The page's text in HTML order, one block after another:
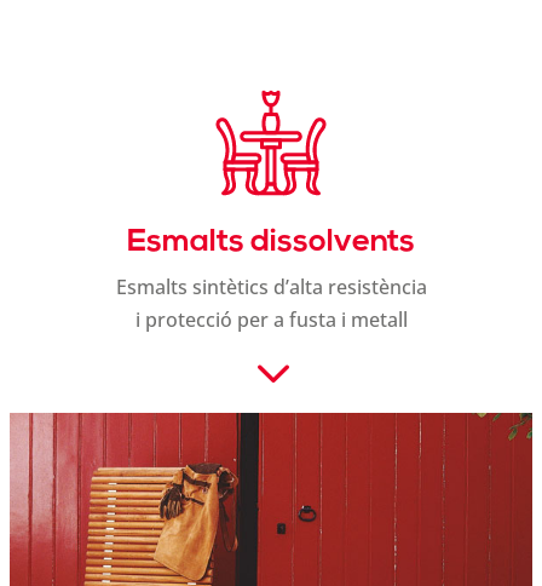
Esmalts dissolvents
Esmalts sintètics d’alta resistència
i protecció per a fusta i metall
3